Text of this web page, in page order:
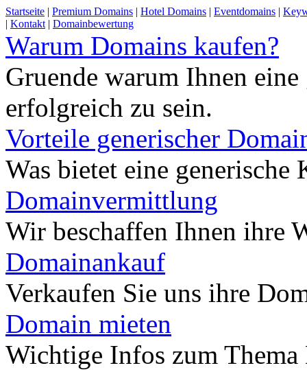
Startseite | Premium Domains | Hotel Domains | Eventdomains |
| Kontakt | Domainbewertung
Warum Domains kaufen?
Gruende warum Ihnen
erfolgreich zu sein.
Vorteile generischer
Was bietet eine
Domainvermittlung
Wir beschaffen Ihnen ihre
Domainankauf
Verkaufen Sie uns ihre
Domain mieten
Wichtige Infos zum